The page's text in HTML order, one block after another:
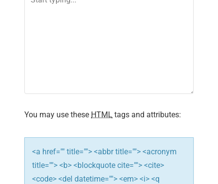
v
t
i
o
n
You may use these HTML tags and attributes:
<a href="" title=""> <abbr title=""> <acronym
title=""> <b> <blockquote cite=""> <cite>
<code> <del datetime=""> <em> <i> <q